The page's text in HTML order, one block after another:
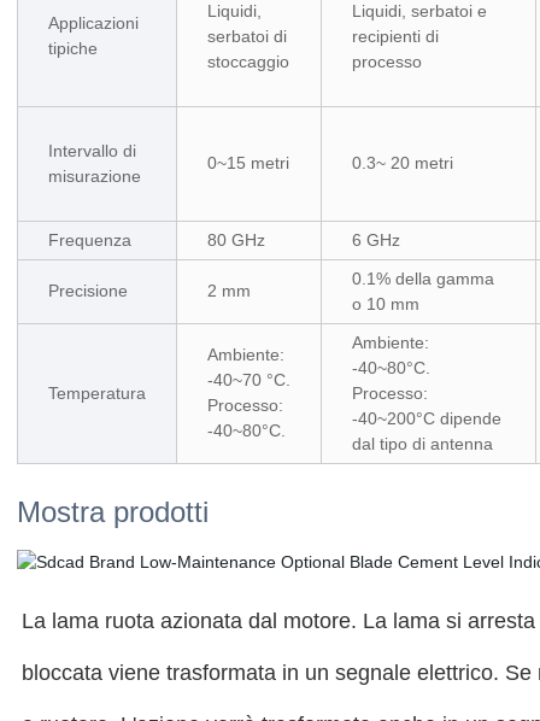
Applicazioni
tipiche
Liquidi,
serbatoi di
stoccaggio
Liquidi, serbatoi e
recipienti di
processo
Intervallo di
misurazione
0~15 metri 0.3~ 20 metri
Frequenza 80 GHz 6 GHz
Precisione 2 mm
0.1% della gamma
o 10 mm
Temperatura
Ambiente:
-40~70 °C.
Processo:
-40~80°C.
Ambiente:
-40~80°C.
Processo:
-40~200°C dipende
dal tipo di antenna
Mostra prodotti
La lama ruota azionata dal motore. La lama si
bloccata viene trasformata in un segnale elettrico.